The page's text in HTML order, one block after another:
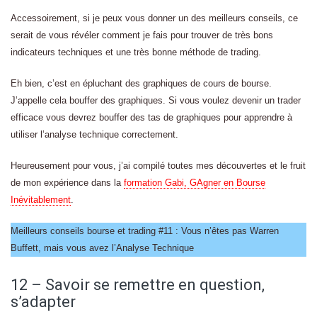
Accessoirement, si je peux vous donner un des meilleurs conseils, ce
serait de vous révéler comment je fais pour trouver de très bons
indicateurs techniques et une très bonne méthode de trading.
Eh bien, c’est en épluchant des graphiques de cours de bourse.
J’appelle cela bouffer des graphiques. Si vous voulez devenir un trader
efficace vous devrez bouffer des tas de graphiques pour apprendre à
utiliser l’analyse technique correctement.
Heureusement pour vous, j’ai compilé toutes mes découvertes et le fruit
de mon expérience dans la formation Gabi, GAgner en Bourse
Inévitablement.
Meilleurs conseils bourse et trading #11 : Vous n’êtes pas Warren
Buffett, mais vous avez l’Analyse Technique
12 – Savoir se remettre en question,
s’adapter